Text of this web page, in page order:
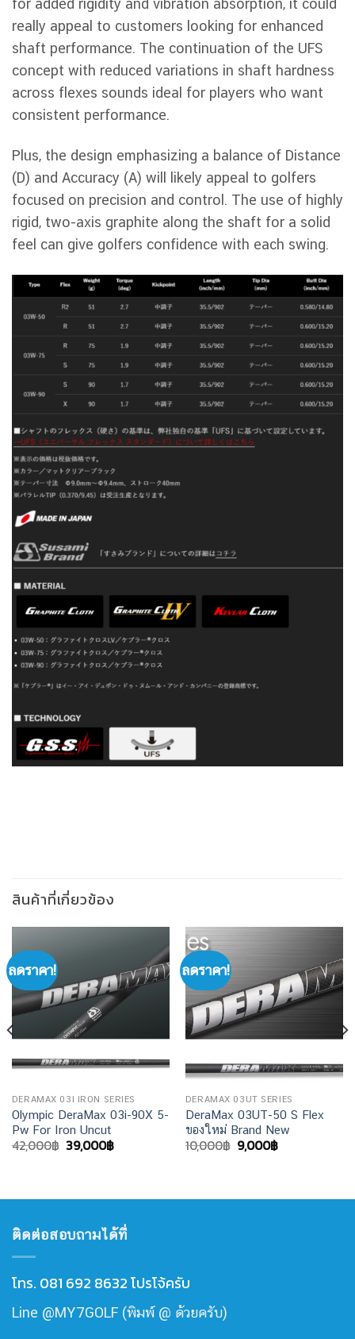
for added rigidity and vibration absorption, it could
really appeal to customers looking for enhanced
shaft performance. The continuation of the UFS
concept with reduced variations in shaft hardness
across flexes sounds ideal for players who want
consistent performance.
Plus, the design emphasizing a balance of Distance
(D) and Accuracy (A) will likely appeal to golfers
focused on precision and control. The use of highly
rigid, two-axis graphite along the shaft for a solid
feel can give golfers confidence with each swing.
สินค้าที่เกี่ยวข้อง
ลดราคา!
DERAMAX 03I IRON SERIES
Olympic DeraMax 03i-90X 5-
Pw For Iron Uncut
42,000฿ Original
price
39,000฿Current
ลดราคา!
DERAMAX 03UT SERIES
DeraMax 03UT-50 S Flex
ของใหม่ Brand New
10,000฿ Original
price
9,000฿Current
ติดต่อสอบถามได้ที่
โทร. 081 692 8632 โปรโจ้ครับ
Line @MY7GOLF (พิมพ์ @ ด้วยครับ)